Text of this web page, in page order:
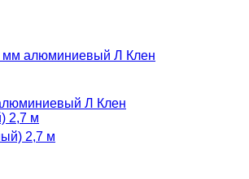
Л Клен
2,7 м